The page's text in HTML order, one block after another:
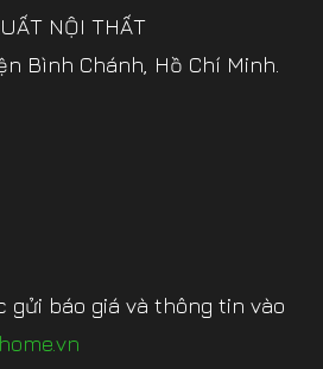
NỘI THẤT
Bình Chánh, Hồ Chí Minh.
gửi báo giá và thông tin vào